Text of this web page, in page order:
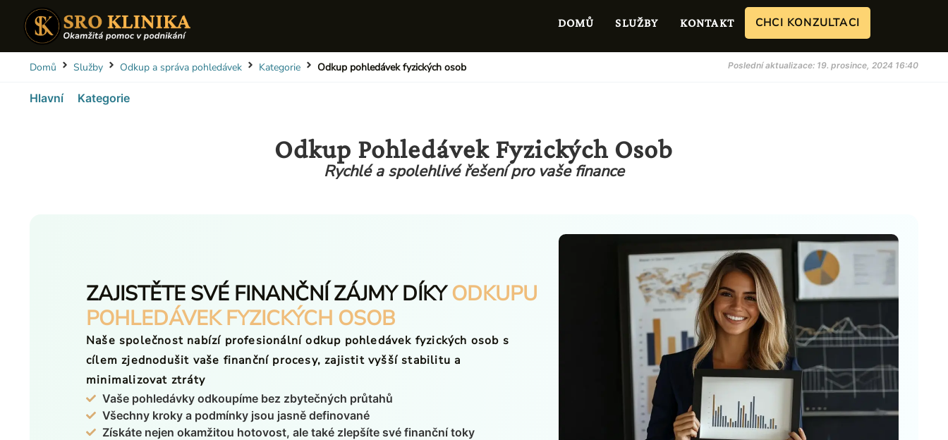
DOMŮ SLUŽBY KONTAKT CHCI KONZULTACI
Domů Služby Odkup a správa pohledávek Kategorie Odkup pohledávek fyzických osob Poslední aktualizace: 19. prosince, 2024 16:40
Hlavní Kategorie
Odkup Pohledávek Fyzických Osob
Rychlé a spolehlivé řešení pro vaše finance
ZAJISTĚTE SVÉ FINANČNÍ ZÁJMY DÍKYODKUPU
POHLEDÁVEK FYZICKÝCH OSOB
Naše společnost nabízí profesionální odkup pohledávek fyzických osob s
cílem zjednodušit vaše finanční procesy, zajistit vyšší stabilitu a
minimalizovat ztráty
Vaše pohledávky odkoupíme bez zbytečných průtahů
Všechny kroky a podmínky jsou jasně definované
Získáte nejen okamžitou hotovost, ale také zlepšíte své finanční toky